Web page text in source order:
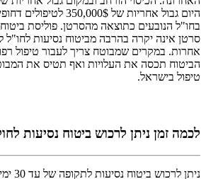
היום גבול אחריות של 350,000$ לטיפולים
בחו"ל הנובעים כתוצאה מהסרטן. פוליסת ביטוח
סרטן אינה יקרה בהרבה מביטוח נסיעות לחו"ל
אחרות. במקרים שמבוטח צריך לעבור טיפול
הביטוח תכסה את העלויות ואף תטיס את
טיפול בישראל.
לכמה זמן ניתן לרכוש ביטוח נסיעות